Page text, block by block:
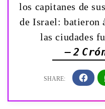
los capitanes de
de Israel: batieron
las ciudades
— 2